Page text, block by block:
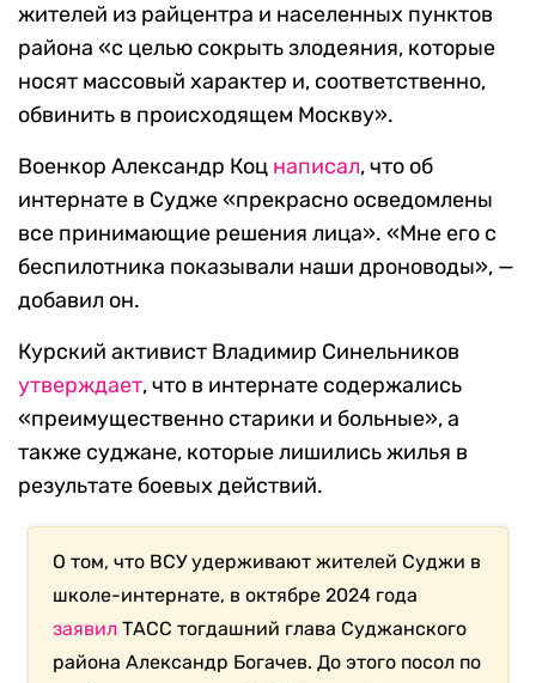
жителей из райцентра и населенных пунктов
района «с целью сокрыть злодеяния, которые
носят массовый характер и, соответственно,
обвинить в происходящем Москву».
Военкор Александр Коц написал, что об
интернате в Судже «прекрасно осведомлены
все принимающие решения лица». «Мне его с
беспилотника показывали наши дроноводы», —
добавил он.
Курский активист Владимир Синельников
утверждает, что в интернате содержались
«преимущественно старики и больные», а
также суджане, которые лишились жилья в
результате боевых действий.
О том, что ВСУ удерживают жителей Суджи в
школе-интернате, в октябре 2024 года
заявил ТАСС тогдашний глава Суджанского
района Александр Богачев. До этого посол по